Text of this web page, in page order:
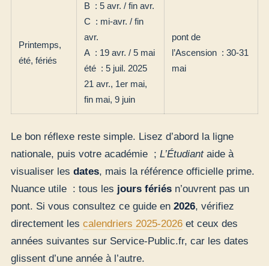
Printemps,
été, fériés
B : 5 avr. / fin avr.
C : mi-avr. / fin
avr.
A : 19 avr. / 5 mai
été : 5 juil. 2025
21 avr., 1er mai,
fin mai, 9 juin
pont de
l’Ascension : 30-31
mai
Le bon réflexe reste simple. Lisez d’abord la ligne
nationale, puis votre académie ; L’Étudiantaide à
visualiser les dates, mais la référence officielle prime.
Nuance utile : tous les jours fériés n’ouvrent pas un
pont. Si vous consultez ce guide en 2026, vérifiez
directement les calendriers 2025-2026 et ceux des
années suivantes sur Service-Public.fr, car les dates
glissent d’une année à l’autre.